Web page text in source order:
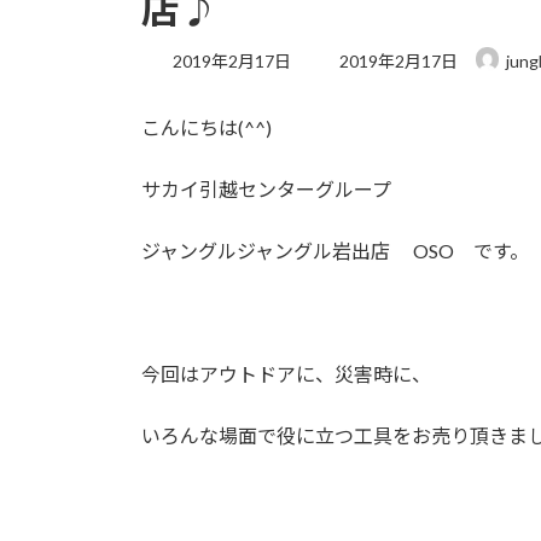
2019年2月17日
最
:
2019年2月17日
こんにちは(^^)
サカイ引越センターグループ
ジャングルジャングル岩出店 OSO です。
今回はアウトドアに、災害時に、
いろんな場面で役に立つ工具をお売り頂きま